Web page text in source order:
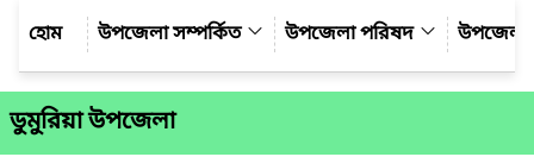
উপজেলা সম্পর্কিত
উপজেলা পরিষদ উপজেলা
ডুমুরিয়া উপজেলা